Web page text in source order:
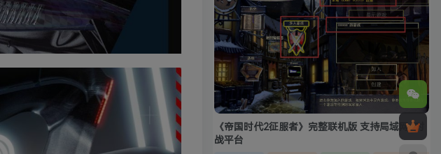
《帝国时代2征服者》完整联机版 支持局域网+对
战平台